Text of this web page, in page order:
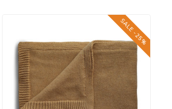
SALE -25%